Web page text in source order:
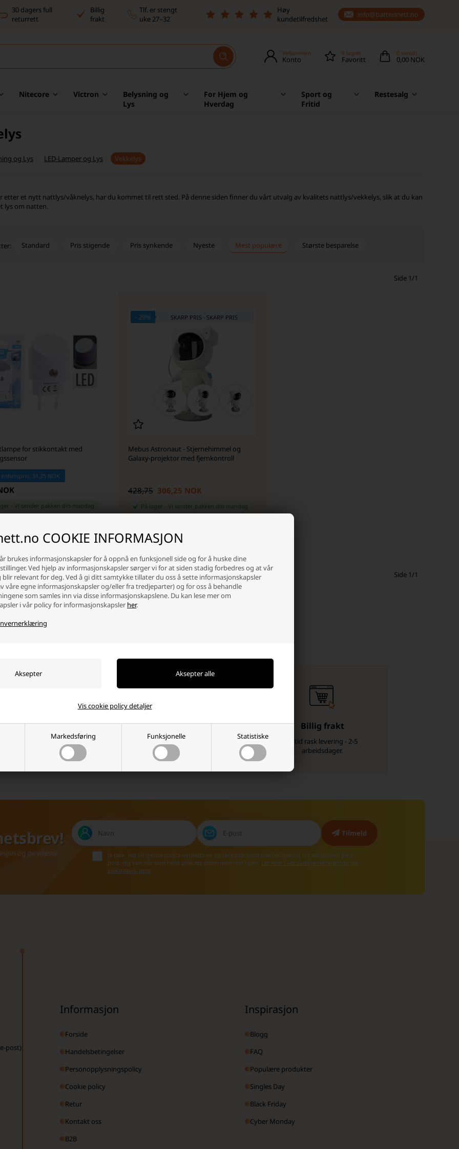
COOKIE INFORMASJON
brukes informasjonskapsler for å oppnå en funksjonell side og for å huske dine
Ved hjelp av informasjonskapsler sørger vi for at siden stadig forbedres og at vår
relevant for deg. Ved å gi ditt samtykke tillater du oss å sette informasjonskapsler
våre egne informasjonskapsler og/eller fra tredjeparter) og for oss å behandle
som samles inn via disse informasjonskapslene. Du kan lese mer om
i vår policy for informasjonskapsler her.
Markedsføring Funksjonelle Statistiske
Vis cookie policy detaljer
30 dagers full
returrett
Billig
frakt
Tlf. er stengt
uke 27–32
Høy
kundetilfredshet
info@batterinett.no
Velkommen
Konto
0 lagret
Favoritt
0 vare(r)
0,00 NOK
Nitecore Victron
Belysning og
Lys
For Hjem og
Hverdag
Sport og
Fritid
Restesalg
og Lys LED-Lamper og Lys Vekkelys
etter et nytt nattlys/våknelys, har du kommet til rett sted. På denne siden finner du vårt utvalg av kvalitets nattlys/vekkelys, slik at du kan
lys om natten.
Standard Pris stigende Pris synkende Nyeste Mest populære Største besparelse
Side 1/1
for stikkontakt med
enhetspris: 31,25 NOK
-Vi sender pakken din mandag
+
- 29% SKARP PRIS · SKARP PRIS
Mebus Astronaut - Stjernehimmel og
Galaxy-projektor med fjernkontroll
428,75 306,25 NOK
På lager Vi sender pakken din mandag
- +
Side 1/1
Hvorfor handle på batterinett?
oss på e-post, så svarer vi
så raskt vi kan.
Høy kundetilfredshet
Vi setter pris på en god
handleopplevelse, og det vises!
Billig frakt
Alltid rask levering - 2-5
arbeidsdager.
og de villeste
Ja takk, jeg vil gjerne motta nyhetsbrev og skreddersydd markedsføring fra Batterinett på e-
post. Jeg kan når som helst avslutte abonnementet igjen. Les mer i vår samtykkeerklæring for
elektronisk post
post)
Informasjon
Forside
Handelsbetingelser
Personopplysningspolicy
Cookie policy
Retur
Kontakt oss
B2B
Inspirasjon
Blogg
FAQ
Populære produkter
Singles Day
Black Friday
Cyber Monday